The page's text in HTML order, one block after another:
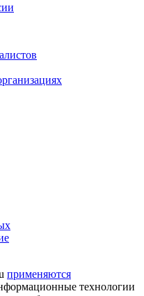
применяются
технологии